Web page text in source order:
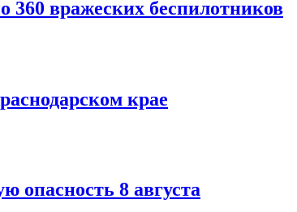
360 вражеских беспилотников
крае
опасность 8 августа